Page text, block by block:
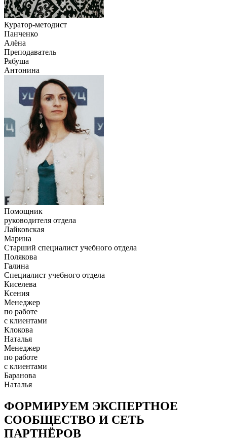
Куратор-методист
Панченко
Алёна
Преподаватель
Рябуша
Антонина
Помощник
руководителя отдела
Лайковская
Марина
Старший специалист учебного отдела
Полякова
Галина
Специалист учебного отдела
Киселева
Ксения
Менеджер
по работе
с клиентами
Клокова
Наталья
Менеджер
по работе
с клиентами
Баранова
Наталья
ФОРМИРУЕМ ЭКСПЕРТНОЕ
СООБЩЕСТВО И СЕТЬ
ПАРТНЁРОВ